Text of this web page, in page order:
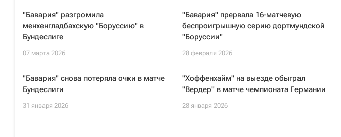
"Бавария" разгромила
менхенгладбахскую "Боруссию" в
Бундеслиге
07 марта 2026
"Бавария" прервала 16-матчевую
беспроигрышную серию дортмундской
"Боруссии"
28 февраля 2026
"Бавария" снова потеряла очки в матче
Бундеслиги
31 января 2026
"Хоффенхайм" на выезде обыграл
"Вердер" в матче чемпионата Германии
28 января 2026